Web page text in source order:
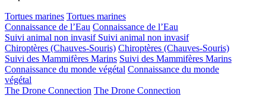
Tortues marines Tortues marines
Connaissance de l’Eau Connaissance de l’Eau
Suivi animal non invasif Suivi animal non invasif
Chiroptères (Chauves-Souris) Chiroptères (Chauves-Souris)
Suivi des Mammifères Marins Suivi des Mammifères Marins
Connaissance du monde végétal Connaissance du monde
végétal
The Drone Connection The Drone Connection